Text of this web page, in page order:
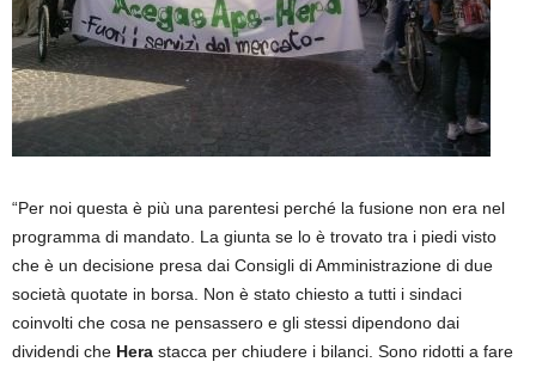
“Per noi questa è più una parentesi perché la fusione non era nel
programma di mandato. La giunta se lo è trovato tra i piedi visto
che è un decisione presa dai Consigli di Amministrazione di due
società quotate in borsa. Non è stato chiesto a tutti i sindaci
coinvolti che cosa ne pensassero e gli stessi dipendono dai
dividendi che Hera stacca per chiudere i bilanci. Sono ridotti a fare